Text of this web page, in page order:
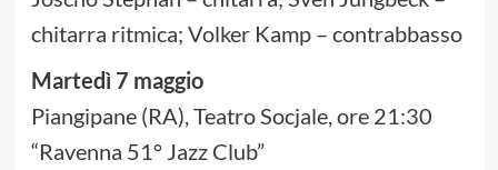
chitarra ritmica; Volker Kamp – contrabbasso
Martedì 7 maggio
Piangipane (RA), Teatro Socjale, ore 21:30
“Ravenna 51° Jazz Club”